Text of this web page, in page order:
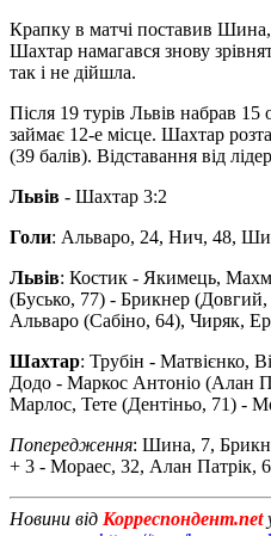
Крапку в матчі поставив Шина,
Шахтар намагався знову
так і не дійшла.
Після 19 турів Львів набрав
займає 12-е місце. Шахтар
(39 балів). Відставання від
Львів - Шахтар 3:2
Голи: Альваро, 24, Нич, 48,
Львів: Костик - Якимець,
(Бусько, 77) - Брикнер
Альваро (Сабіно, 64), Чиряк,
Шахтар: Трубін - Матвієнко,
Додо - Маркос Антоніо (Алан
Марлос, Тете (Дентіньо, 71) -
Попередження: Шина, 7,
+ 3 - Мораес, 32, Алан Патрік,
Новини від Корреспондент.net